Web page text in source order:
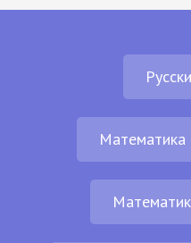
Математика